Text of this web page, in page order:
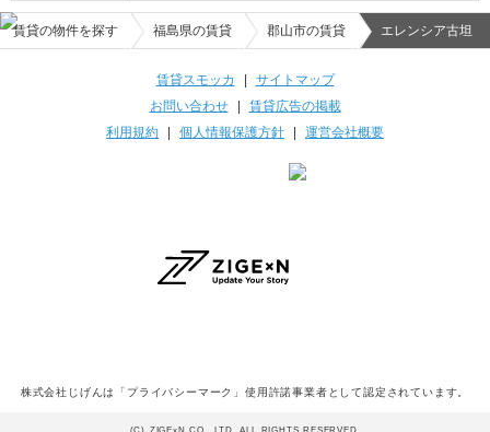
賃貸の物件を探す 福島県の賃貸 郡山市の賃貸 エレンシア古坦
賃貸スモッカ | サイトマップ
お問い合わせ| 賃貸広告の掲載
利用規約 | 個人情報保護方針 | 運営会社概要
株式会社じげんは「プライバシーマーク」使用許諾事業者として認定されています。
(C) ZIGExN CO., LTD. ALL RIGHTS RESERVED.